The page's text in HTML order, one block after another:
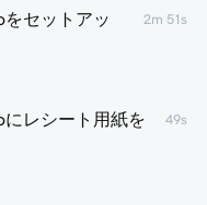
をセットアッ
2m 51s
にレシート用紙を
49s